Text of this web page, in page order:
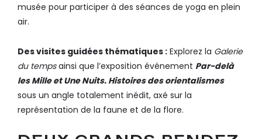
musée pour participer à des séances de yoga en plein
air.
Des visites guidées thématiques : Explorez la Galerie
du tempsainsi que l’exposition événement Par-delà
les Mille et Une Nuits. Histoires des orientalismes
sous un angle totalement inédit, axé sur la
représentation de la faune et de la flore.